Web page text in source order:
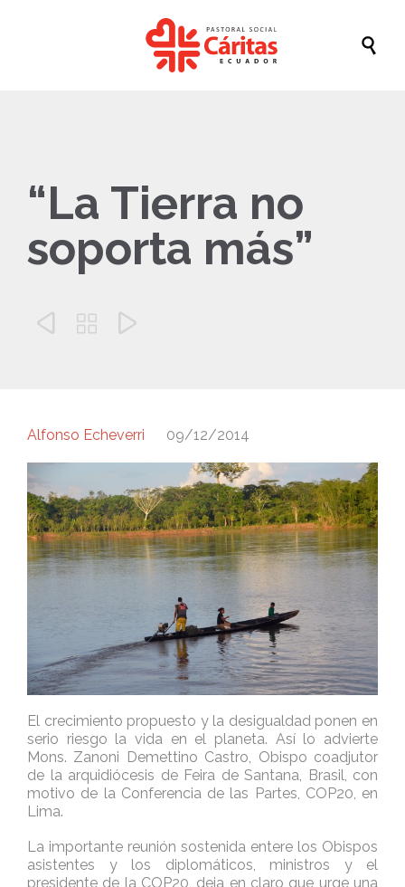

“La Tierra no
soporta más”
  
Alfonso Echeverri 09/12/2014
El crecimiento propuesto y la desigualdad ponen en
serio riesgo la vida en el planeta. Así lo advierte
Mons. Zanoni Demettino Castro, Obispo coadjutor
de la arquidiócesis de Feira de Santana, Brasil, con
motivo de la Conferencia de las Partes, COP20, en
Lima.
La importante reunión sostenida entere los Obispos
asistentes y los diplomáticos, ministros y el
presidente de la COP20, deja en claro que urge una